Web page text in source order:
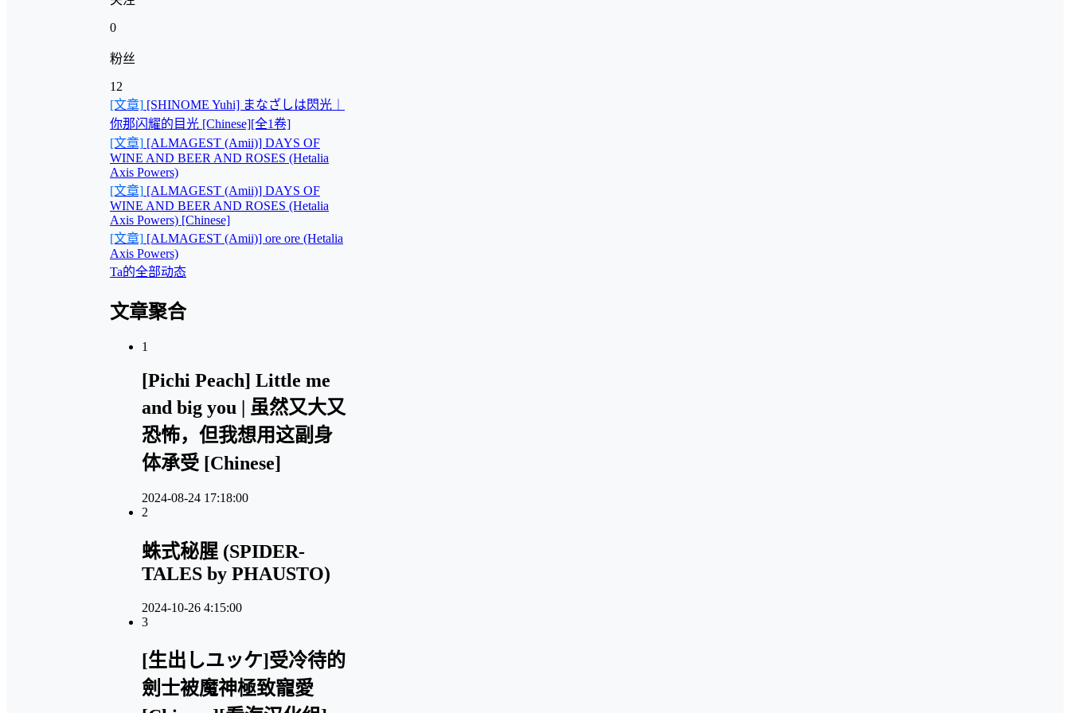
0
粉丝
12
[文章] [SHINOME Yuhi] まなざしは閃光︱
你那闪耀的目光 [Chinese][全1卷]
[文章] [ALMAGEST (Amii)] DAYS OF
WINE AND BEER AND ROSES (Hetalia
Axis Powers)
[文章] [ALMAGEST (Amii)] DAYS OF
WINE AND BEER AND ROSES (Hetalia
Axis Powers) [Chinese]
[文章] [ALMAGEST (Amii)] ore ore (Hetalia
Axis Powers)
Ta的全部动态
文章聚合
1
[Pichi Peach] Little me
and big you | 虽然又大又
恐怖，但我想用这副身
体承受 [Chinese]
2024-08-24 17:18:00
2
蛛式秘腥 (SPIDER-
TALES by PHAUSTO)
2024-10-26 4:15:00
3
[生出しユッケ]受冷待的
劍士被魔神極致寵愛